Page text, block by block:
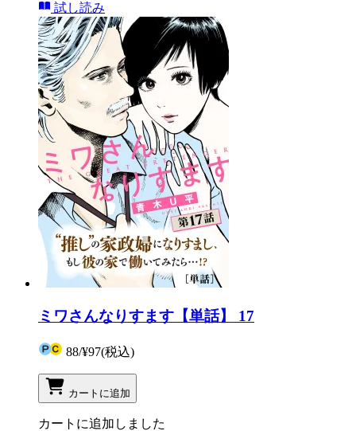
試し読み
ミワさんなりすます【単話】 17
88/¥97(税込)
カートに追加
カートに追加しました